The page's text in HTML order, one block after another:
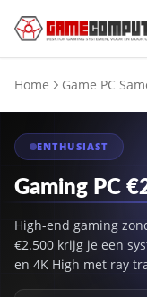
Home Game PC
ENTHUSIAST
Gaming PC
High-end gaming
€2.500 krijg je een
en 4K High met ray